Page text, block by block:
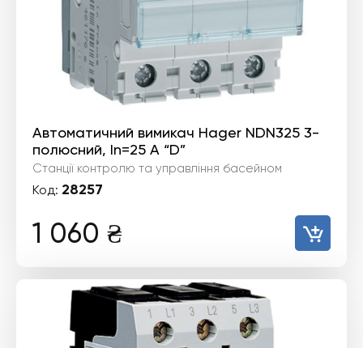
Автоматичний вимикач Hager NDN325 3-
полюсний, In=25 А “D”
Станції контролю та управління басейном
Код: 28257
1 060 ₴